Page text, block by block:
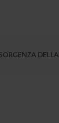
DELLA